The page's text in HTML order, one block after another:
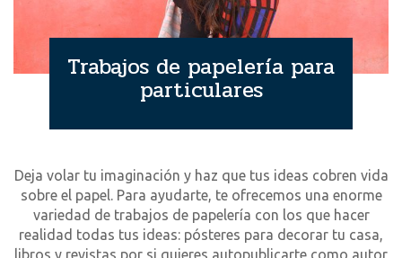
Trabajos de papelería para
particulares
Deja volar tu imaginación y haz que tus ideas cobren vida
sobre el papel. Para ayudarte, te ofrecemos una enorme
variedad de trabajos de papelería con los que hacer
realidad todas tus ideas: pósteres para decorar tu casa,
libros y revistas por si quieres autopublicarte como autor